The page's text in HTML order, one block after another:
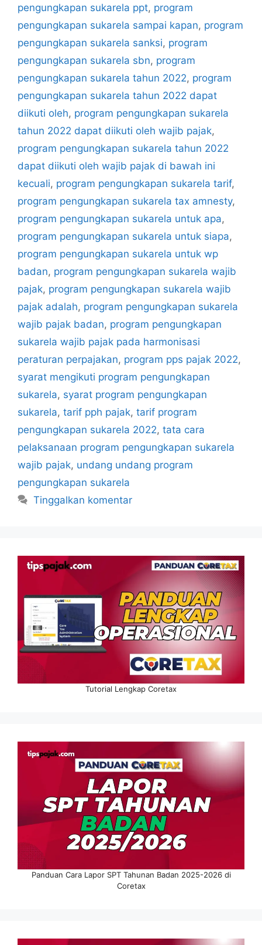
pengungkapan sukarela ppt, program
pengungkapan sukarela sampai kapan, program
pengungkapan sukarela sanksi, program
pengungkapan sukarela sbn, program
pengungkapan sukarela tahun 2022, program
pengungkapan sukarela tahun 2022 dapat
diikuti oleh, program pengungkapan sukarela
tahun 2022 dapat diikuti oleh wajib pajak,
program pengungkapan sukarela tahun 2022
dapat diikuti oleh wajib pajak di bawah ini
kecuali, program pengungkapan sukarela tarif,
program pengungkapan sukarela tax amnesty,
program pengungkapan sukarela untuk apa,
program pengungkapan sukarela untuk siapa,
program pengungkapan sukarela untuk wp
badan, program pengungkapan sukarela wajib
pajak, program pengungkapan sukarela wajib
pajak adalah, program pengungkapan sukarela
wajib pajak badan, program pengungkapan
sukarela wajib pajak pada harmonisasi
peraturan perpajakan, program pps pajak 2022,
syarat mengikuti program pengungkapan
sukarela, syarat program pengungkapan
sukarela, tarif pph pajak, tarif program
pengungkapan sukarela 2022, tata cara
pelaksanaan program pengungkapan sukarela
wajib pajak, undang undang program
pengungkapan sukarela
Tinggalkan komentar
Tutorial Lengkap Coretax
Panduan Cara Lapor SPT Tahunan Badan 2025-2026 di
Coretax